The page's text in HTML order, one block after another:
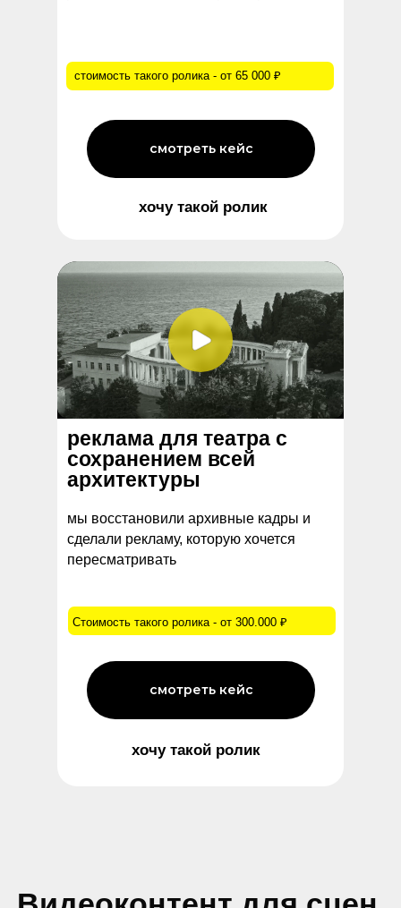
стоимость такого ролика - от 65 000 ₽
хочу такой ролик
смотреть кейс
мы восстановили архивные кадры и
сделали рекламу, которую хочется
пересматривать
реклама для театра с
сохранением всей
архитектуры
Стоимость такого ролика - от 300.000 ₽
хочу такой ролик
смотреть кейс